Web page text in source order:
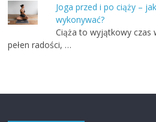
Joga przed i po ciąży –
wykonywać?
Ciąża to wyjątkowy czas
pełen radości, …